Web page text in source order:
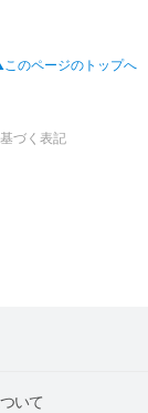
のページのトップへ
づく表記
いて